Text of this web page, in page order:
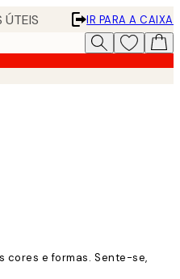
IR PARA A CAIXA
cores e formas. Sente-se,